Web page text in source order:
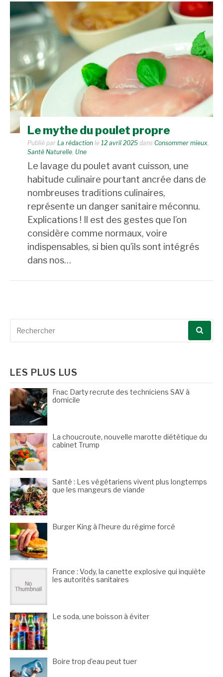
Le mythe du poulet propre
Publié par La rédaction le 12 avril 2025 dans Consommer mieux
Santé Naturelle Une
Le lavage du poulet avant cuisson, une
habitude culinaire pourtant ancrée dans de
nombreuses traditions culinaires,
représente un danger sanitaire méconnu.
Explications ! Il est des gestes que l’on
considère comme normaux, voire
indispensables, si bien qu’ils sont intégrés
dans nos…
LES PLUS LUS
Fnac Darty recrute des techniciens SAV à
domicile
La choucroute, nouvelle marotte diététique du
cabinet Trump
Santé : Les végétariens vivent plus longtemps
que les mangeurs de viande
Burger King à l’heure du régime forcé
France : Vody, la canette explosive qui inquiète
les autorités sanitaires
Le soda, une boisson à éviter
Boire trop d’eau peut tuer